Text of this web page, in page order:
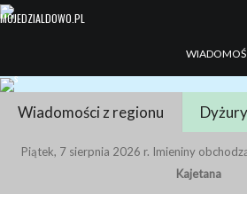
Wiadomości z regionu
Piątek, 7 sierpnia 2026 r. Imieniny
Kajetana